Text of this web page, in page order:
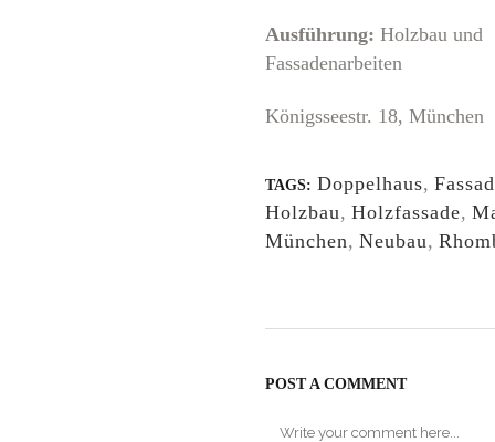
Ausführung: Holzbau und
Fassadenarbeiten
Königsseestr. 18, München
TAGS: Doppelhaus,
Holzbau, Holzfassade,
München, Neubau,
POST A COMMENT